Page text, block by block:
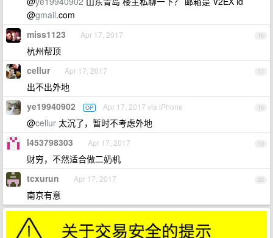
@gmail.com
16
miss1123 Apr 17, 2017
杭州帮顶
17
cellur Apr 17, 2017
出不出外地
18
ye19940902 OP Apr 17, 2017 via iPhone
@cellur 太沉了，暂时不考虑外地
19
l453798303 Apr 17, 2017
财穷，不然适合做二奶机
20
tcxurun Apr 17, 2017
南京有意